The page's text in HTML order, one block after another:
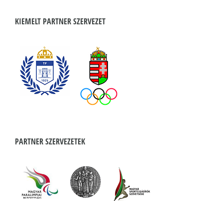
KIEMELT PARTNER SZERVEZET
PARTNER SZERVEZETEK